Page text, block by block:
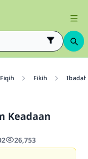
Fikih
Keadaan
26,753